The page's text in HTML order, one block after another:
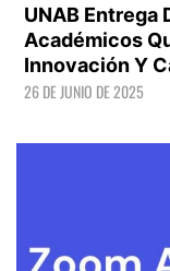
UNAB Entrega
Académicos
Innovación Y
26 DE JUNIO DE 2025